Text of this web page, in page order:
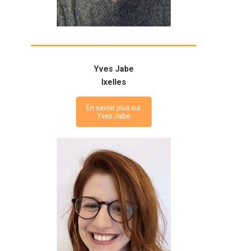
Yves Jabe
Ixelles
En savoir plus sur
Yves Jabe